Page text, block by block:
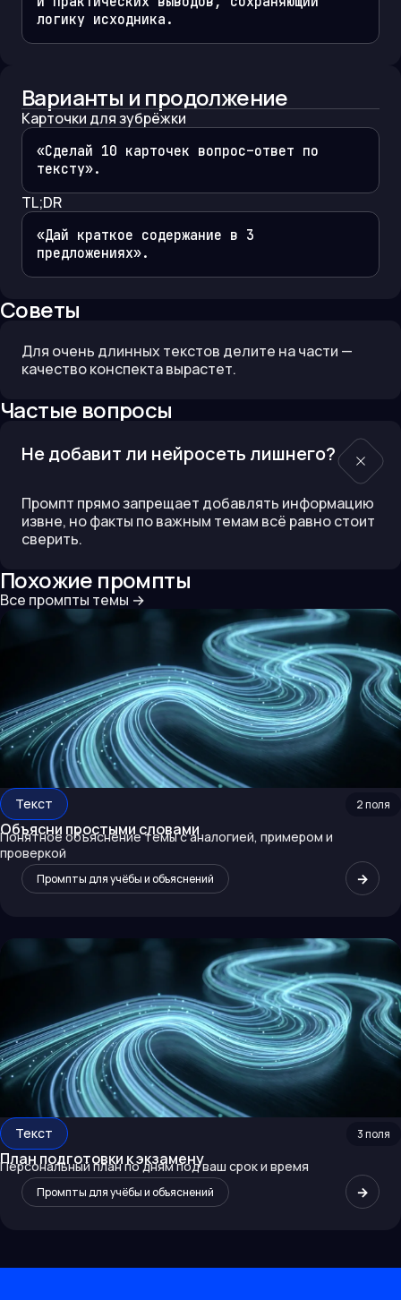
логику исходника.
Варианты и продолжение
Карточки для зубрёжки
«Сделай 10 карточек вопрос–ответ по
тексту».
TL;DR
«Дай краткое содержание в 3
предложениях».
Советы
Для очень длинных текстов делите на части —
качество конспекта вырастет.
Частые вопросы
Не добавит ли нейросеть лишнего?
Промпт прямо запрещает добавлять информацию
извне, но факты по важным темам всё равно стоит
сверить.
Похожие промпты
Все промпты темы →
Текст 2поля
Объясни простыми словами
Понятное объяснение темы с аналогией, примером и
проверкой
Промпты для учёбы и объяснений →
Текст 3поля
План подготовки к экзамену
Персональный план по дням под ваш срок и время
Промпты для учёбы и объяснений →